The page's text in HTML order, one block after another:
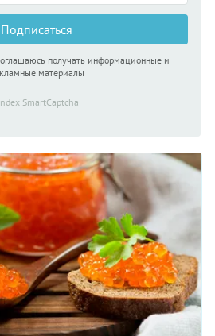
Подписаться
получать информационные и
материалы
SmartCaptcha